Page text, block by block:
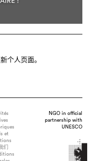
个人页面。
et
们
NGO in official
partnership with
UNESCO